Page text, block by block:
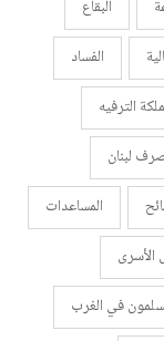
البقاع
الفساد
الترفيه
لبنان
المساعدات
الأسرى
في الغرب